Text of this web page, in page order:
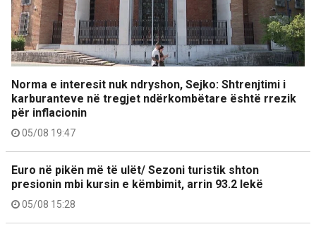
Norma e interesit nuk ndryshon, Sejko: Shtrenjtimi i
karburanteve në tregjet ndërkombëtare është rrezik
për inflacionin
05/08 19:47
Euro në pikën më të ulët/ Sezoni turistik shton
presionin mbi kursin e këmbimit, arrin 93.2 lekë
05/08 15:28